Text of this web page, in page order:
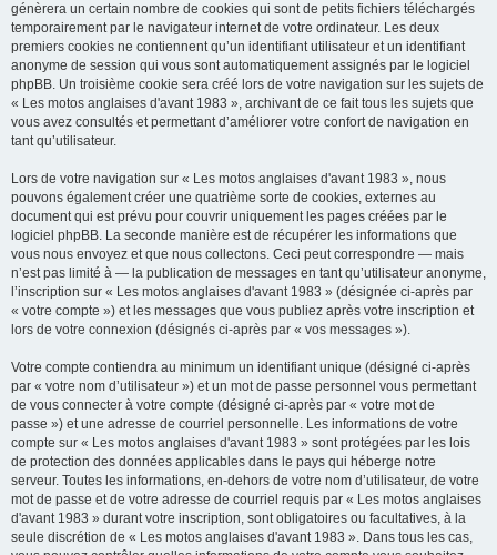
génèrera un certain nombre de cookies qui sont de petits fichiers téléchargés
temporairement par le navigateur internet de votre ordinateur. Les deux
premiers cookies ne contiennent qu’un identifiant utilisateur et un identifiant
anonyme de session qui vous sont automatiquement assignés par le logiciel
phpBB. Un troisième cookie sera créé lors de votre navigation sur les sujets de
« Les motos anglaises d'avant 1983 », archivant de ce fait tous les sujets que
vous avez consultés et permettant d’améliorer votre confort de navigation en
tant qu’utilisateur.
Lors de votre navigation sur « Les motos anglaises d'avant 1983 », nous
pouvons également créer une quatrième sorte de cookies, externes au
document qui est prévu pour couvrir uniquement les pages créées par le
logiciel phpBB. La seconde manière est de récupérer les informations que
vous nous envoyez et que nous collectons. Ceci peut correspondre — mais
n’est pas limité à — la publication de messages en tant qu’utilisateur anonyme,
l’inscription sur « Les motos anglaises d'avant 1983 » (désignée ci-après par
« votre compte ») et les messages que vous publiez après votre inscription et
lors de votre connexion (désignés ci-après par « vos messages »).
Votre compte contiendra au minimum un identifiant unique (désigné ci-après
par « votre nom d’utilisateur ») et un mot de passe personnel vous permettant
de vous connecter à votre compte (désigné ci-après par « votre mot de
passe ») et une adresse de courriel personnelle. Les informations de votre
compte sur « Les motos anglaises d'avant 1983 » sont protégées par les lois
de protection des données applicables dans le pays qui héberge notre
serveur. Toutes les informations, en-dehors de votre nom d’utilisateur, de votre
mot de passe et de votre adresse de courriel requis par « Les motos anglaises
d'avant 1983 » durant votre inscription, sont obligatoires ou facultatives, à la
seule discrétion de « Les motos anglaises d'avant 1983 ». Dans tous les cas,